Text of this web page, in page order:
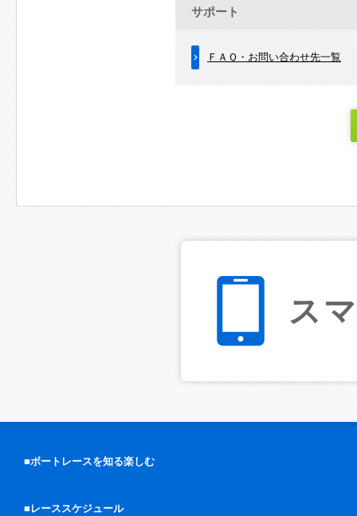
サポート
ＦＡＱ・お問い合わせ先一覧
ス
■ボートレースを知る楽しむ
■レーススケジュール